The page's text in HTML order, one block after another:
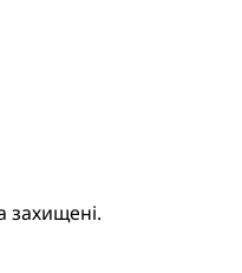
захищені.